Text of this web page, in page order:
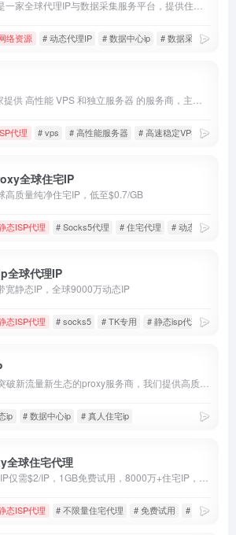
络资源 # 动态代理IP # 数据中心ip # 数据采集
代理 # vps # 高性能服务器 # 高速稳定VPS
全球住宅IP
高质量纯净住宅IP，低至$0.7/GB
态ISP代理 # Socks5代理 # 住宅代理 # 动态IP代理
全球代理IP
宽静态IP，全球9000万动态IP
态ISP代理 # socks5 # TK专用 # 静态isp代理
ip # 数据中心ip # 真人住宅ip
全球住宅代理
态ISP代理 # 不限量住宅代理 # 免费试用 # 首单全返